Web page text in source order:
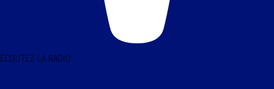
ÉCOUTEZ LA RADIO